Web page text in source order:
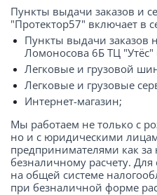
Пункты выдачи заказов и
"Протектор57" включает в
Пункты выдачи заказов
Ломоносова 6Б ТЦ
Легковые и грузовой
Легковые и грузовые
Интернет-магазин;
Мы работаем не только с
но и с юридическими
предпринимателями как
безналичному расчету.
на общей системе
при безналичной форме